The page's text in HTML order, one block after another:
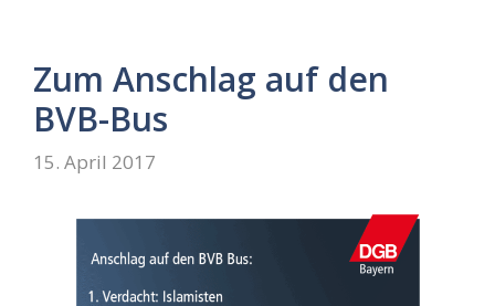
Zum Anschlag auf den
BVB-Bus
15. April 2017